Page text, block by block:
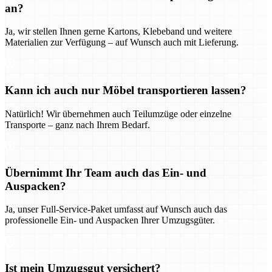
an?
Ja, wir stellen Ihnen gerne Kartons, Klebeband und weitere
Materialien zur Verfügung – auf Wunsch auch mit Lieferung.
Kann ich auch nur Möbel transportieren lassen?
Natürlich! Wir übernehmen auch Teilumzüge oder einzelne
Transporte – ganz nach Ihrem Bedarf.
Übernimmt Ihr Team auch das Ein- und
Auspacken?
Ja, unser Full-Service-Paket umfasst auf Wunsch auch das
professionelle Ein- und Auspacken Ihrer Umzugsgüter.
Ist mein Umzugsgut versichert?